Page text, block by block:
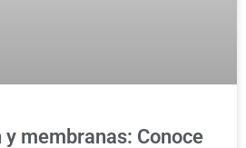
membranas: Conoce